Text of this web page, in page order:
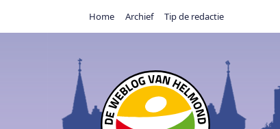
Home Archief Tip de redactie